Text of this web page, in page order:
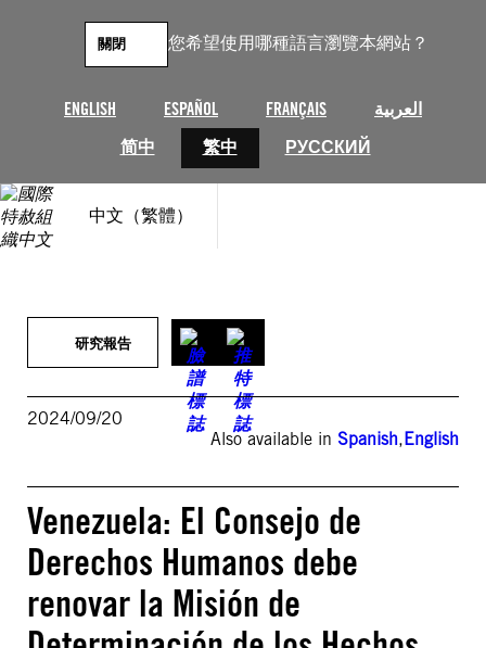
您希望使用哪種語言瀏覽本網站？
ENGLISH ESPAÑOL FRANÇAIS
العربية
简中
繁中 РУССКИЙ
關閉
中文（繁體）
研究報告
2024/09/20
Also available in Spanish,English
Venezuela: El Consejo de
Derechos Humanos debe
renovar la Misión de